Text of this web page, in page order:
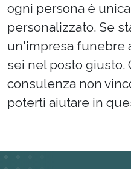
ogni persona è
personalizzato. Se
un'impresa funebre
sei nel posto giusto.
consulenza non
poterti aiutare in